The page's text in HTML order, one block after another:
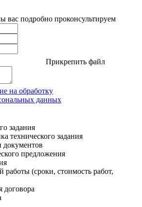
вас подробно проконсультируем
Прикрепить файл
на обработку
данных
технического задания
предложения
работы (сроки, стоимость работ,